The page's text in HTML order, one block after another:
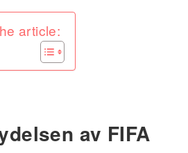
article:
av FIFA